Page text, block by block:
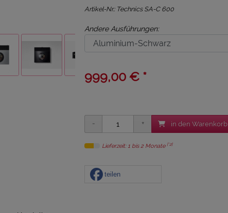
Artikel-Nr.: Technics SA-C 600
Andere Ausführungen:
999,00 € *
in den Warenkorb
Lieferzeit: 1 bis 2 Monate [*2]
teilen